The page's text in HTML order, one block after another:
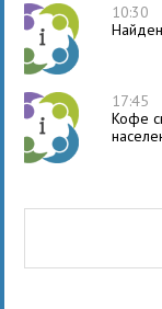
10:30
17:45
Кофе